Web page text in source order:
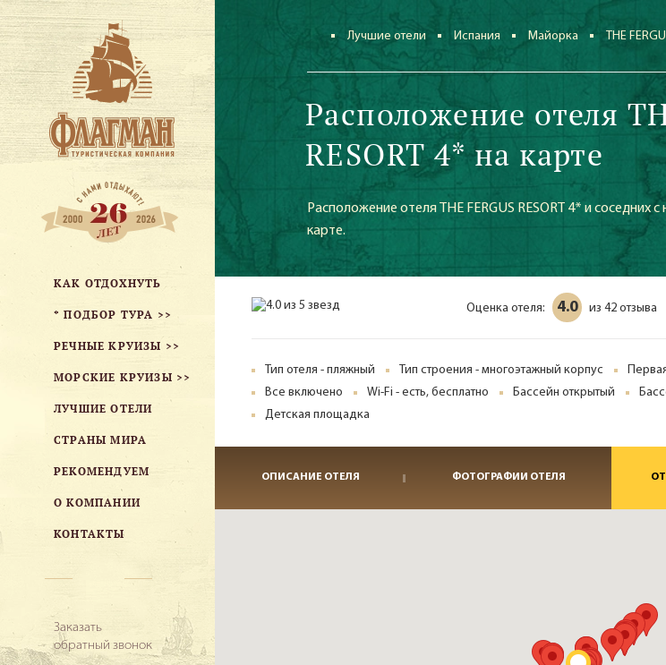
КАК ОТДОХНУТЬ
* ПОДБОР ТУРА >>
РЕЧНЫЕ КРУИЗЫ >>
МОРСКИЕ КРУИЗЫ >>
ЛУЧШИЕ ОТЕЛИ
СТРАНЫ МИРА
РЕКОМЕНДУЕМ
О КОМПАНИИ
КОНТАКТЫ
Заказать
обратный звонок
Лучшие отели Испания Майорка THE
Расположение отеля
RESORT 4* на карте
Расположение отеля THE FERGUS RESORT 4* и соседних
карте.
Оценка отеля: 4.0 из 42 отзыва
Тип отеля - пляжный Тип строения - многоэтажный корпус
Все включено
Wi-Fi - есть, бесплатно Бассейн открытый
Детская площадка
ОПИСАНИЕ ОТЕЛЯ ФОТОГРАФИИ ОТЕЛЯ